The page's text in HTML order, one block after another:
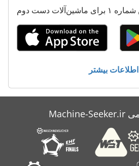
اطلاعات بیشتر